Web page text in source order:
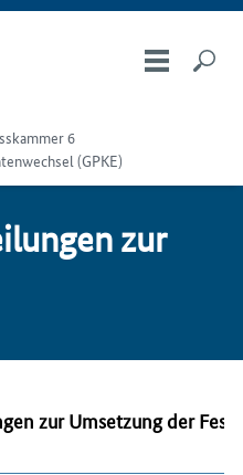
6
(GPKE)
zur
zur Umsetzung der